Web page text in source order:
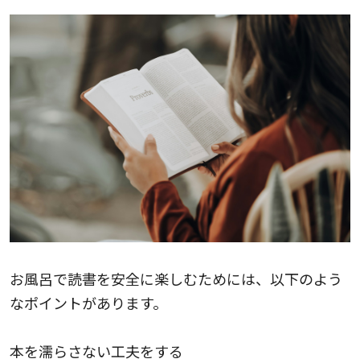
お風呂で読書を安全に楽しむためには、以下のよう
なポイントがあります。
本を濡らさない工夫をする